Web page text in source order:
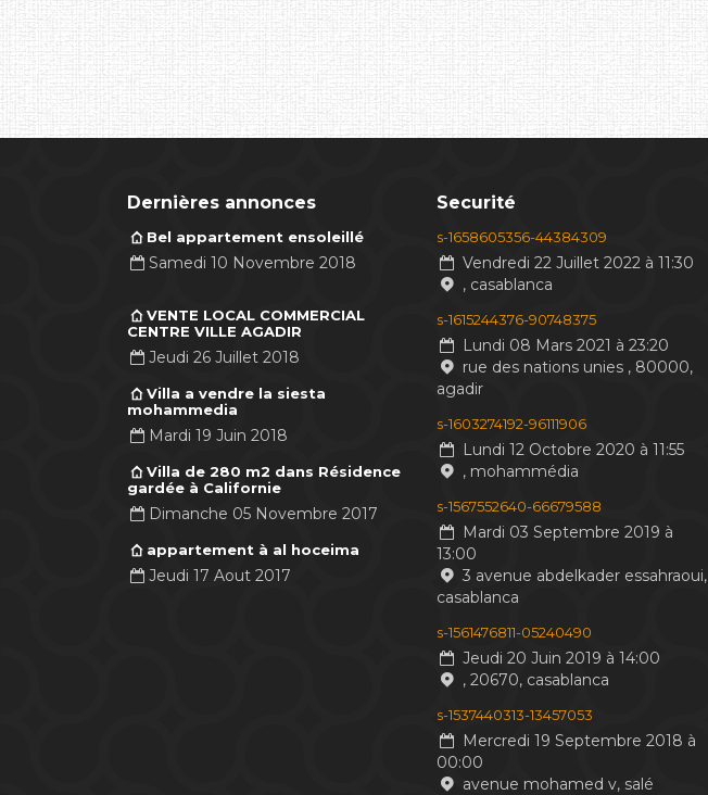
Dernières annonces
Bel appartement ensoleillé
Samedi 10 Novembre 2018
VENTE LOCAL COMMERCIAL
CENTRE VILLE AGADIR
Jeudi 26 Juillet 2018
Villa a vendre la siesta
mohammedia
Mardi 19 Juin 2018
Villa de 280 m2 dans Résidence
gardée à Californie
Dimanche 05 Novembre 2017
appartement à al hoceima
Jeudi 17 Aout 2017
Securité
s-1658605356-44384309
Vendredi 22 Juillet 2022 à 11:30
, casablanca
s-1615244376-90748375
Lundi 08 Mars 2021 à 23:20
rue des nations unies , 80000,
agadir
s-1603274192-96111906
Lundi 12 Octobre 2020 à 11:55
, mohammédia
s-1567552640-66679588
Mardi 03 Septembre 2019 à
13:00
3 avenue abdelkader essahraoui,
casablanca
s-1561476811-05240490
Jeudi 20 Juin 2019 à 14:00
, 20670, casablanca
s-1537440313-13457053
Mercredi 19 Septembre 2018 à
00:00
avenue mohamed v, salé